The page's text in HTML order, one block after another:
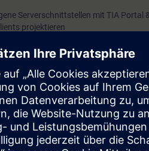
Serverschnittstellen mit TIA Portal
projektieren
programmieren
SIMATIC Controller als OPC UA-
WinCC Unified HMIs als OPC UA-
und Authentifizierung sichern. Sie
mit TIA Portal und